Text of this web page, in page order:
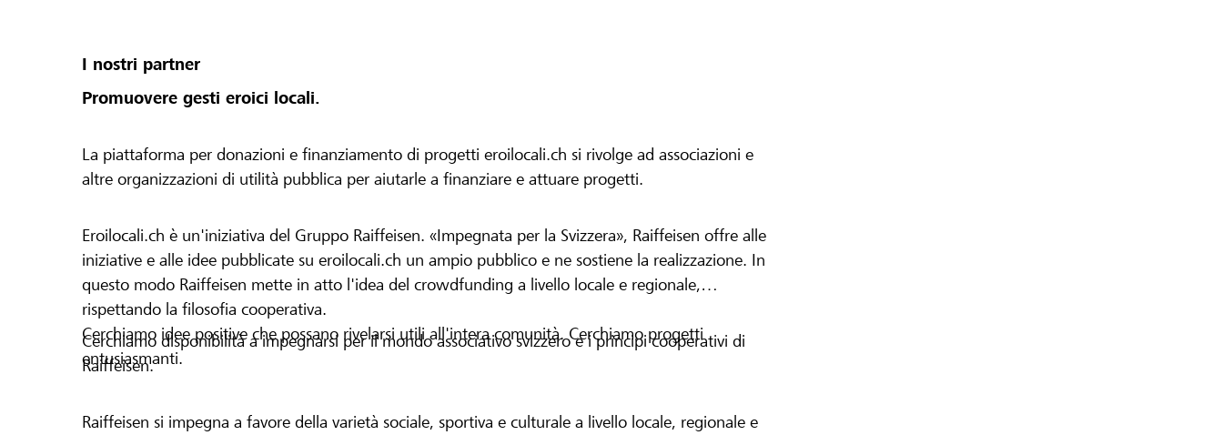
I nostri partner
Promuovere gesti eroici locali.
La piattaforma per donazioni e finanziamento di progetti eroilocali.ch si rivolge ad associazioni e
altre organizzazioni di utilità pubblica per aiutarle a finanziare e attuare progetti.
Eroilocali.ch è un'iniziativa del Gruppo Raiffeisen. «Impegnata per la Svizzera», Raiffeisen offre alle
iniziative e alle idee pubblicate su eroilocali.ch un ampio pubblico e ne sostiene la realizzazione. In
questo modo Raiffeisen mette in atto l'idea del crowdfunding a livello locale e regionale,
rispettando la filosofia cooperativa.
Cerchiamo idee positive che possano rivelarsi utili all'intera comunità. Cerchiamo progetti
entusiasmanti.
Cerchiamo disponibilità a impegnarsi per il mondo associativo svizzero e i principi cooperativi di
Raiffeisen.
Raiffeisen si impegna a favore della varietà sociale, sportiva e culturale a livello locale, regionale e